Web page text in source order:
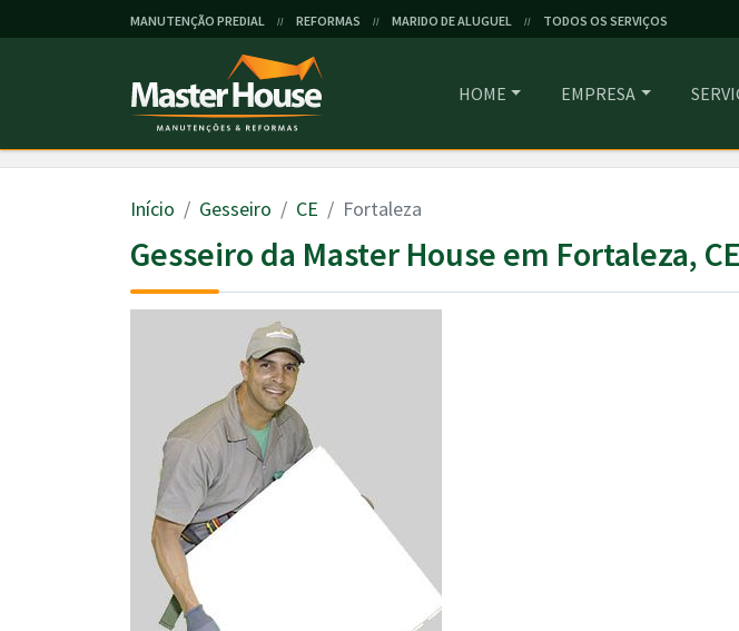
MANUTENÇÃO PREDIAL // REFORMAS // MARIDO DE ALUGUEL // TODOS OS SERVIÇOS
HOME EMPRESA
Início Gesseiro CE Fortaleza
Gesseiro da Master House em Fortaleza, CE